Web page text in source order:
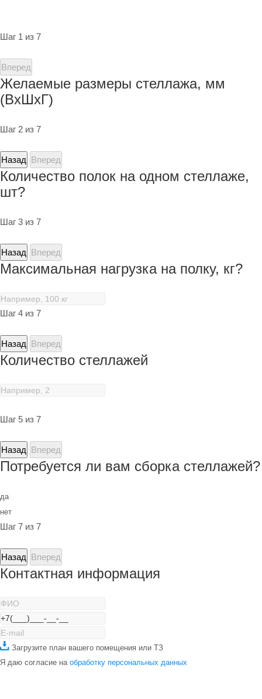
Шаг 1 из 7
Вперед
Желаемые размеры стеллажа, мм
(ВхШхГ)
Шаг 2 из 7
Назад Вперед
Количество полок на одном стеллаже,
шт?
Шаг 3 из 7
Назад Вперед
Максимальная нагрузка на полку, кг?
Шаг 4 из 7
Назад Вперед
Количество стеллажей
Шаг 5 из 7
Назад Вперед
Потребуется ли вам сборка стеллажей?
да
нет
Шаг 7 из 7
Назад Вперед
Контактная информация
Загрузите план вашего помещения или ТЗ
Я даю согласие на обработку персональных данных